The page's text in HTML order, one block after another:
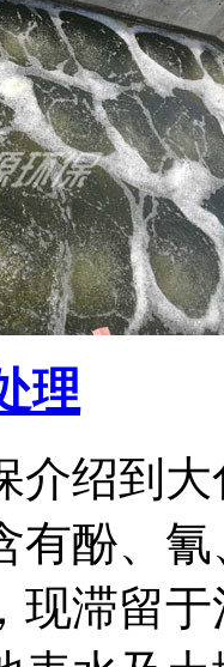
理
介绍到
有酚、
现滞留